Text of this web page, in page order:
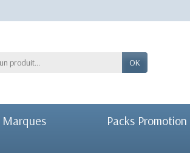
OK
Packs Promotion